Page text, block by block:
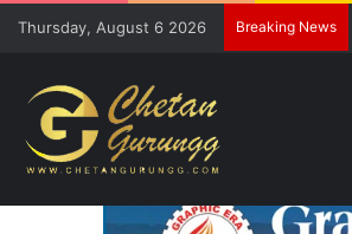
Thursday, August 6 2026 Breaking News